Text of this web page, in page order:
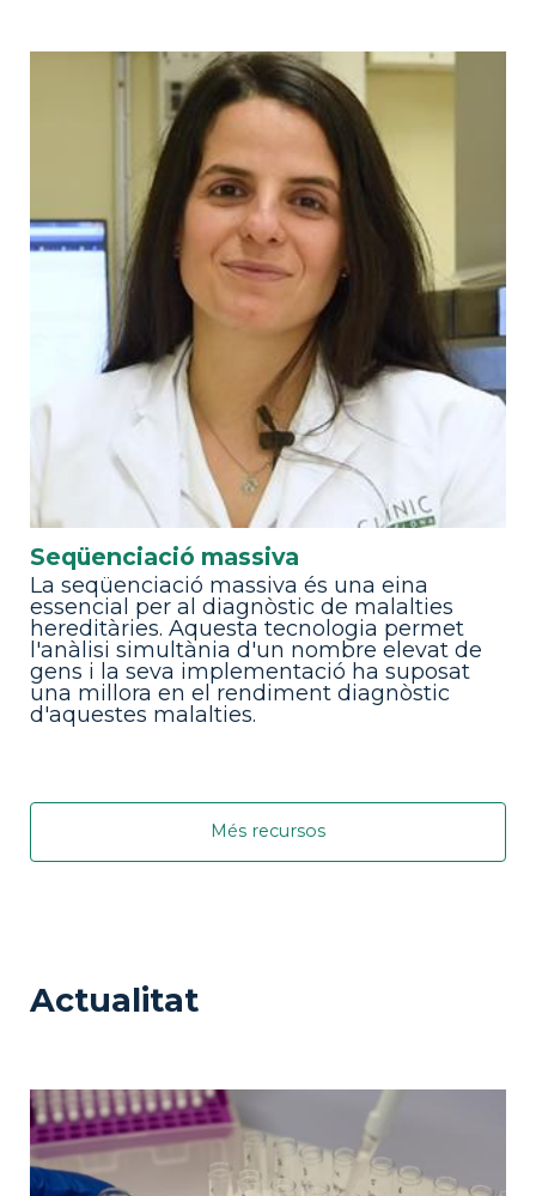
Seqüenciació massiva
La seqüenciació massiva és una eina
essencial per al diagnòstic de malalties
hereditàries. Aquesta tecnologia permet
l'anàlisi simultània d'un nombre elevat de
gens i la seva implementació ha suposat
una millora en el rendiment diagnòstic
d'aquestes malalties.
Més recursos
Actualitat